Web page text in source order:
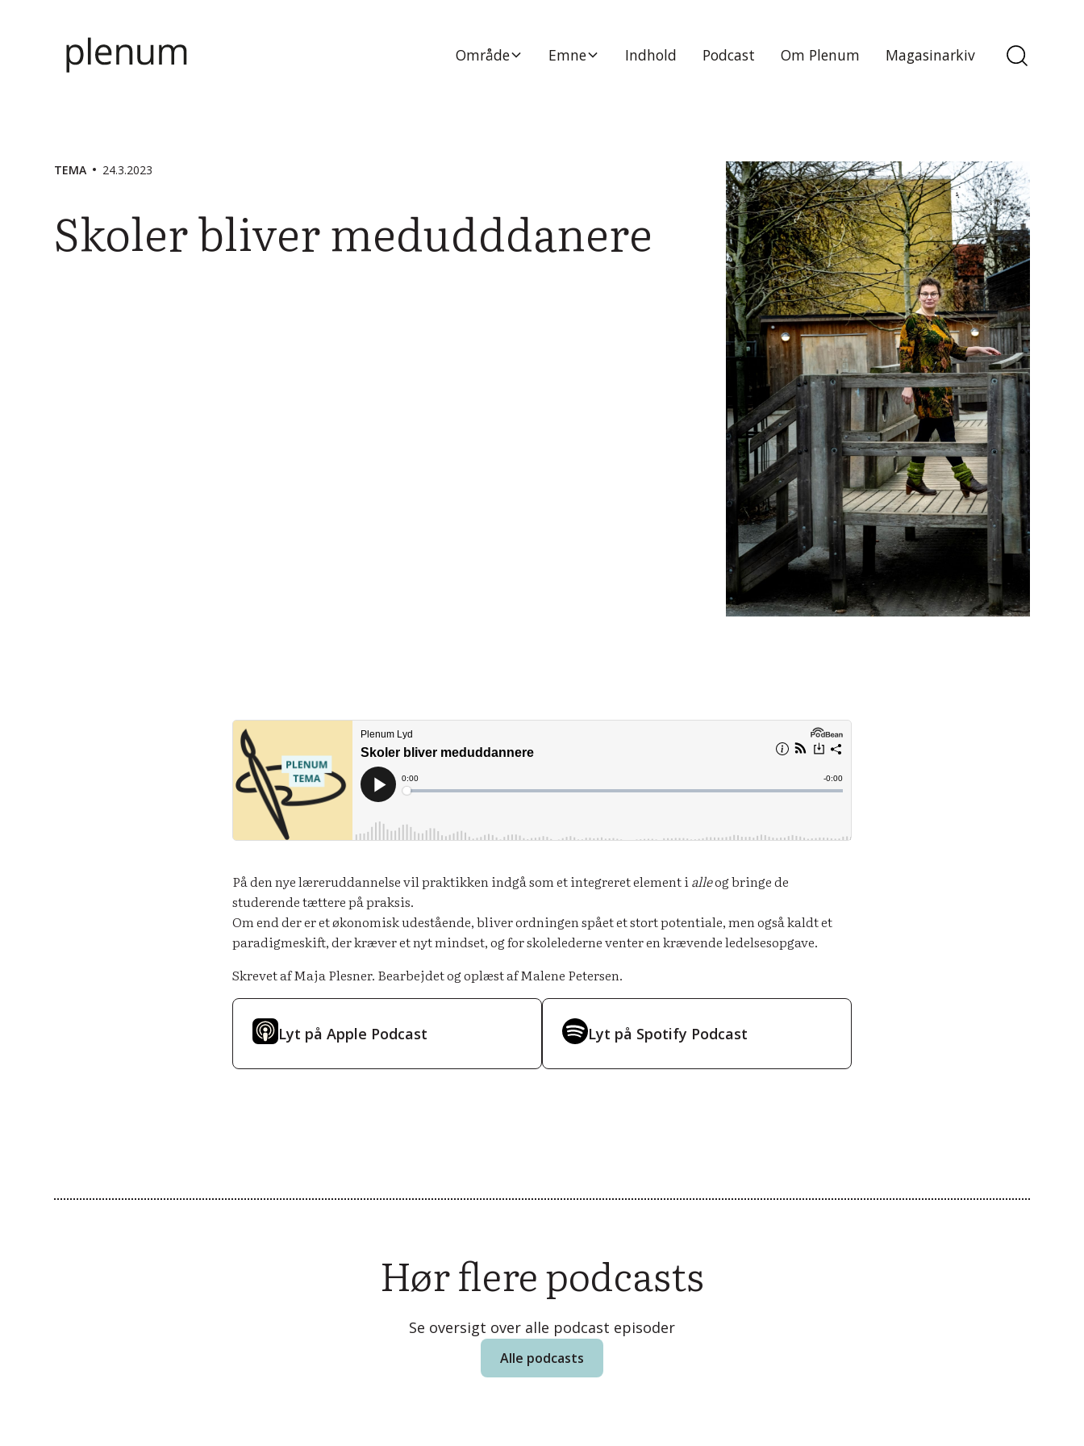
Område Emne Indhold Podcast Om Plenum Magasinarkiv
TEMA 24.3.2023
Skoler bliver medudddanere
På den nye læreruddannelse vil praktikken indgå som et integreret element ialleog bringe de
studerende tættere på praksis.
Om end der er et økonomisk udestående, bliver ordningen spået et stort potentiale, men også kaldt et
paradigmeskift, der kræver et nyt mindset, og for skolelederne venter en krævende ledelsesopgave.
Skrevet af Maja Plesner. Bearbejdet og oplæst af Malene Petersen.
Lyt på Apple Podcast Lyt på Spotify Podcast
Hør flere podcasts
Se oversigt over alle podcast episoder
Alle podcasts